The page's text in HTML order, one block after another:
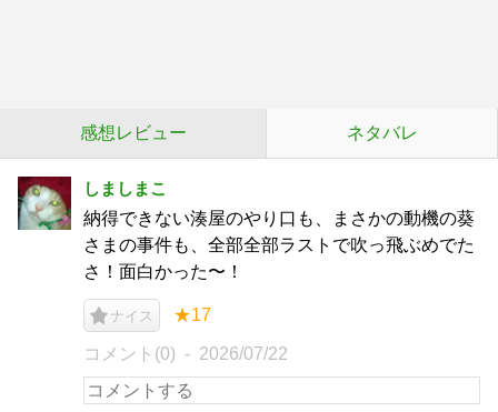
感想レビュー ネタバレ
しましまこ
納得できない湊屋のやり口も、まさかの動機の葵
さまの事件も、全部全部ラストで吹っ飛ぶめでた
さ！面白かった〜！
ナイス ★17
コメント(0) 2026/07/22